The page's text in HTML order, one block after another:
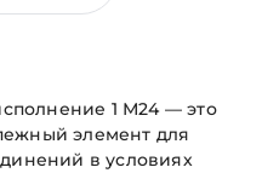
1 М24 — это
элемент для
в условиях